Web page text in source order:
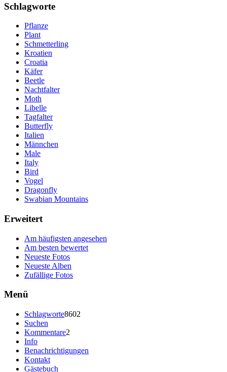
Schlagworte
Pflanze
Plant
Schmetterling
Kroatien
Croatia
Käfer
Beetle
Nachtfalter
Moth
Libelle
Tagfalter
Butterfly
Italien
Männchen
Male
Italy
Bird
Vogel
Dragonfly
Swabian Mountains
Erweitert
Am häufigsten angesehen
Am besten bewertet
Neueste Fotos
Neueste Alben
Zufällige Fotos
Menü
Schlagworte8602
Suchen
Kommentare2
Info
Benachrichtigungen
Kontakt
Gästebuch